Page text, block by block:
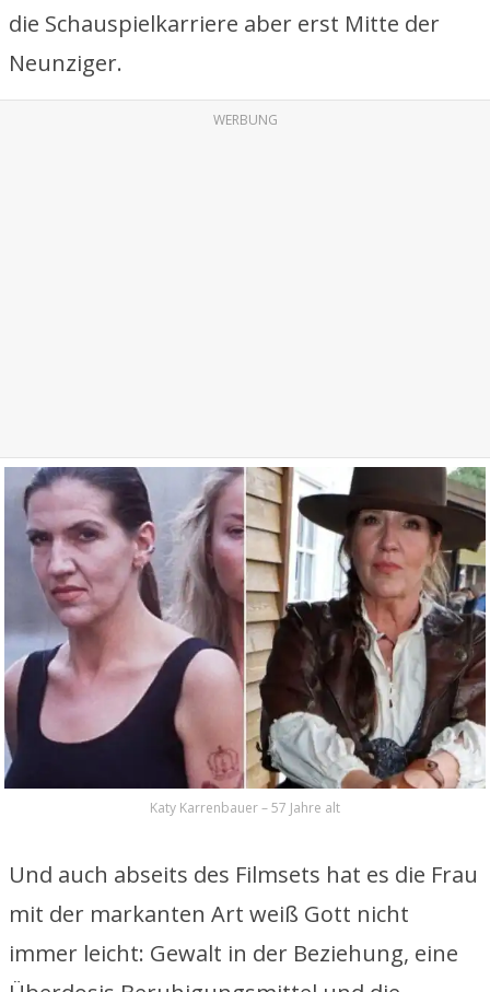
die Schauspielkarriere aber erst Mitte der
Neunziger.
WERBUNG
Katy Karrenbauer – 57 Jahre alt
Und auch abseits des Filmsets hat es die Frau
mit der markanten Art weiß Gott nicht
immer leicht: Gewalt in der Beziehung, eine